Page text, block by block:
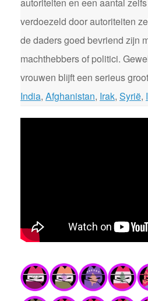
verdoezeld door autoriteiten
de daders goed bevriend zijn
machthebbers of politici.
vrouwen blijft een serieus
India, Afghanistan, Irak, Syrië,